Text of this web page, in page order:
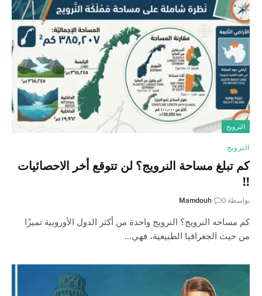
النرويج
النرويج
كم تبلغ مساحة النرويج؟ لن تتوقع أخر الاحصائيات
!!
بواسطة Mamdouh 0
كم مساحه النرويج؟ النرويج واحدة من أكثر الدول الأوروبية تميزًا
من حيث الجغرافيا الطبيعية، فهي…